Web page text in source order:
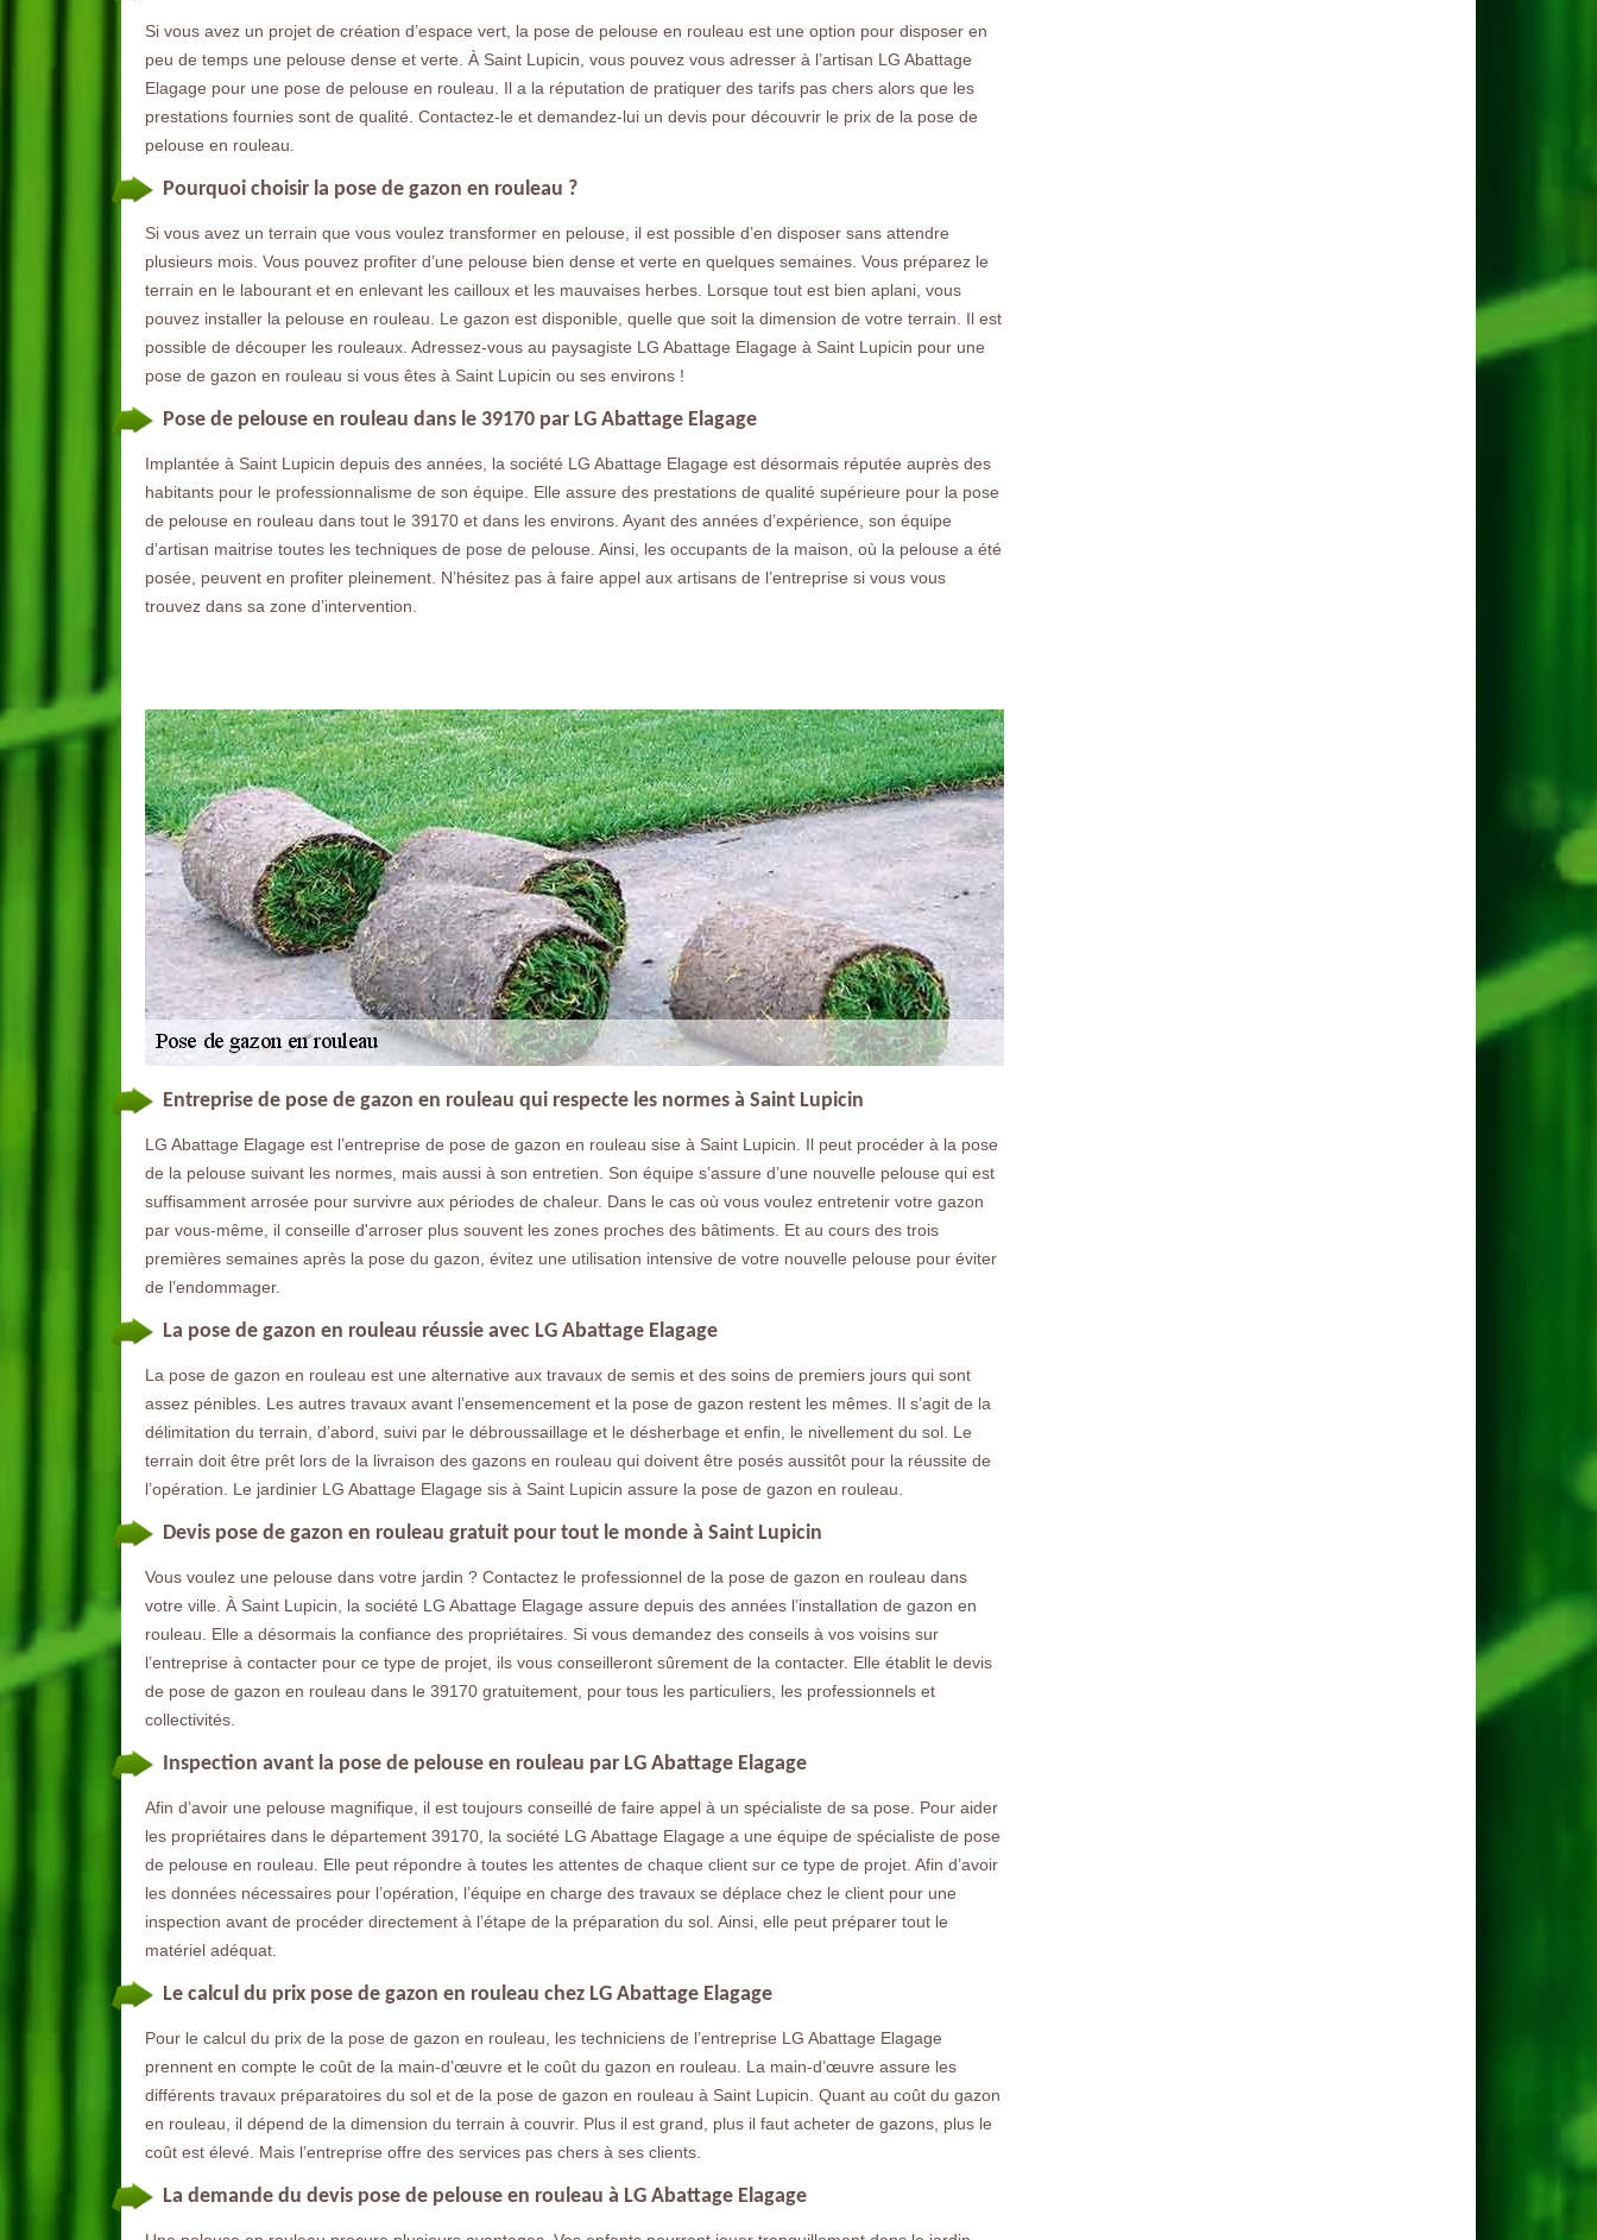
Si vous avez un projet de création d’espace vert, la pose de pelouse en rouleau est une option pour disposer en
peu de temps une pelouse dense et verte. À Saint Lupicin, vous pouvez vous adresser à l’artisan LG Abattage
Elagage pour une pose de pelouse en rouleau. Il a la réputation de pratiquer des tarifs pas chers alors que les
prestations fournies sont de qualité. Contactez-le et demandez-lui un devis pour découvrir le prix de la pose de
pelouse en rouleau.
Pourquoi choisir la pose de gazon en rouleau ?
Si vous avez un terrain que vous voulez transformer en pelouse, il est possible d’en disposer sans attendre
plusieurs mois. Vous pouvez profiter d’une pelouse bien dense et verte en quelques semaines. Vous préparez le
terrain en le labourant et en enlevant les cailloux et les mauvaises herbes. Lorsque tout est bien aplani, vous
pouvez installer la pelouse en rouleau. Le gazon est disponible, quelle que soit la dimension de votre terrain. Il est
possible de découper les rouleaux. Adressez-vous au paysagiste LG Abattage Elagage à Saint Lupicin pour une
pose de gazon en rouleau si vous êtes à Saint Lupicin ou ses environs !
Pose de pelouse en rouleau dans le 39170 par LG Abattage Elagage
Implantée à Saint Lupicin depuis des années, la société LG Abattage Elagage est désormais réputée auprès des
habitants pour le professionnalisme de son équipe. Elle assure des prestations de qualité supérieure pour la pose
de pelouse en rouleau dans tout le 39170 et dans les environs. Ayant des années d’expérience, son équipe
d’artisan maitrise toutes les techniques de pose de pelouse. Ainsi, les occupants de la maison, où la pelouse a été
posée, peuvent en profiter pleinement. N’hésitez pas à faire appel aux artisans de l’entreprise si vous vous
trouvez dans sa zone d’intervention.
Entreprise de pose de gazon en rouleau qui respecte les normes à Saint Lupicin
LG Abattage Elagage est l’entreprise de pose de gazon en rouleau sise à Saint Lupicin. Il peut procéder à la pose
de la pelouse suivant les normes, mais aussi à son entretien. Son équipe s’assure d’une nouvelle pelouse qui est
suffisamment arrosée pour survivre aux périodes de chaleur. Dans le cas où vous voulez entretenir votre gazon
par vous-même, il conseille d'arroser plus souvent les zones proches des bâtiments. Et au cours des trois
premières semaines après la pose du gazon, évitez une utilisation intensive de votre nouvelle pelouse pour éviter
de l’endommager.
La pose de gazon en rouleau réussie avec LG Abattage Elagage
La pose de gazon en rouleau est une alternative aux travaux de semis et des soins de premiers jours qui sont
assez pénibles. Les autres travaux avant l’ensemencement et la pose de gazon restent les mêmes. Il s’agit de la
délimitation du terrain, d’abord, suivi par le débroussaillage et le désherbage et enfin, le nivellement du sol. Le
terrain doit être prêt lors de la livraison des gazons en rouleau qui doivent être posés aussitôt pour la réussite de
l’opération. Le jardinier LG Abattage Elagage sis à Saint Lupicin assure la pose de gazon en rouleau.
Devis pose de gazon en rouleau gratuit pour tout le monde à Saint Lupicin
Vous voulez une pelouse dans votre jardin ? Contactez le professionnel de la pose de gazon en rouleau dans
votre ville. À Saint Lupicin, la société LG Abattage Elagage assure depuis des années l’installation de gazon en
rouleau. Elle a désormais la confiance des propriétaires. Si vous demandez des conseils à vos voisins sur
l’entreprise à contacter pour ce type de projet, ils vous conseilleront sûrement de la contacter. Elle établit le devis
de pose de gazon en rouleau dans le 39170 gratuitement, pour tous les particuliers, les professionnels et
collectivités.
Inspection avant la pose de pelouse en rouleau par LG Abattage Elagage
Afin d’avoir une pelouse magnifique, il est toujours conseillé de faire appel à un spécialiste de sa pose. Pour aider
les propriétaires dans le département 39170, la société LG Abattage Elagage a une équipe de spécialiste de pose
de pelouse en rouleau. Elle peut répondre à toutes les attentes de chaque client sur ce type de projet. Afin d’avoir
les données nécessaires pour l’opération, l’équipe en charge des travaux se déplace chez le client pour une
inspection avant de procéder directement à l’étape de la préparation du sol. Ainsi, elle peut préparer tout le
matériel adéquat.
Le calcul du prix pose de gazon en rouleau chez LG Abattage Elagage
Pour le calcul du prix de la pose de gazon en rouleau, les techniciens de l’entreprise LG Abattage Elagage
prennent en compte le coût de la main-d’œuvre et le coût du gazon en rouleau. La main-d’œuvre assure les
différents travaux préparatoires du sol et de la pose de gazon en rouleau à Saint Lupicin. Quant au coût du gazon
en rouleau, il dépend de la dimension du terrain à couvrir. Plus il est grand, plus il faut acheter de gazons, plus le
coût est élevé. Mais l’entreprise offre des services pas chers à ses clients.
La demande du devis pose de pelouse en rouleau à LG Abattage Elagage